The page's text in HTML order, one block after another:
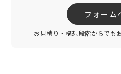
フォーム
お見積り・構想段階からでも